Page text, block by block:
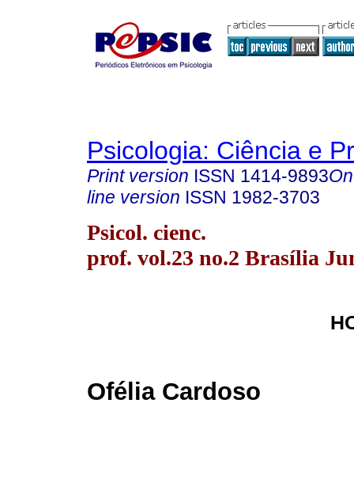
Psicologia: Ciência e
Print version ISSN 1414-9893
line version ISSN 1982-3703
Psicol. cienc.
prof. vol.23 no.2 Brasília
Ofélia Cardoso